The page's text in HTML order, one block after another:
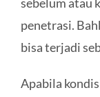
penetrasi.
bisa terjadi
Apabila